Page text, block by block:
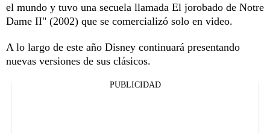
el mundo y tuvo una secuela llamada El jorobado de Notre
Dame II" (2002) que se comercializó solo en video.
A lo largo de este año Disney continuará presentando
nuevas versiones de sus clásicos.
PUBLICIDAD